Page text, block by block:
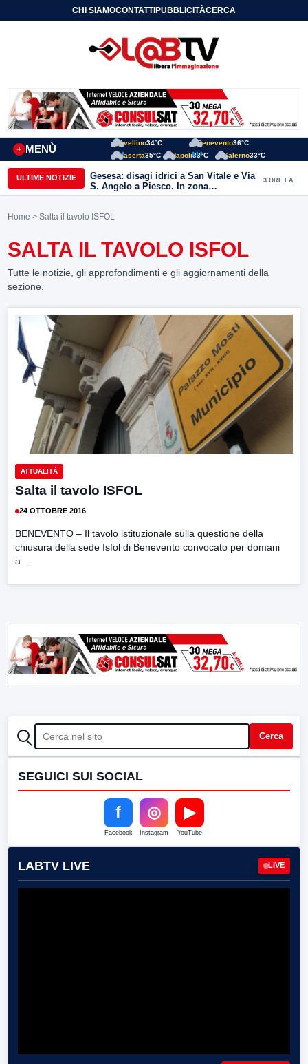
CHI SIAMOCONTATTIPUBBLICITÀCERCA
MENÙ
+
Avellino34°C Benevento36°C
Caserta35°C Napoli33°C Salerno33°C
ULTIME NOTIZIE
Gesesa: disagi idrici a San Vitale e Via
S. Angelo a Piesco. In zona
posizionata l’autobotte
3 ORE FA
Home > Salta il tavolo ISFOL
SALTA IL TAVOLO ISFOL
Tutte le notizie, gli approfondimenti e gli aggiornamenti della
sezione.
ATTUALITÀ
Salta il tavolo ISFOL
24 OTTOBRE 2016
BENEVENTO – Il tavolo istituzionale sulla questione della
chiusura della sede Isfol di Benevento convocato per domani
a...
CERCA Cerca
SEGUICI SUI SOCIAL
f
Facebook
◎
Instagram
▶
YouTube
LABTV LIVE LIVE